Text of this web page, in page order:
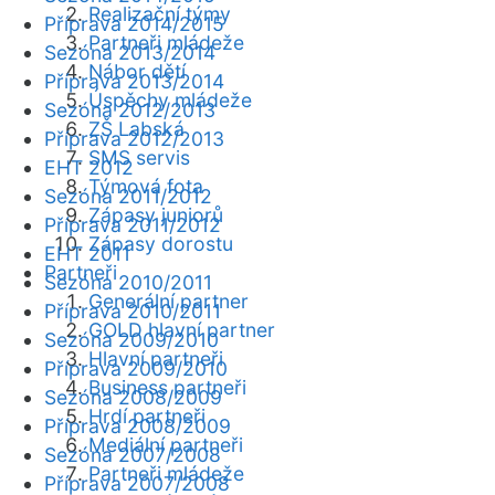
Realizační týmy
Partneři mládeže
Nábor dětí
Úspěchy mládeže
ZŠ Labská
SMS servis
Týmová fota
Zápasy juniorů
Zápasy dorostu
Partneři
Generální partner
GOLD hlavní partner
Hlavní partneři
Business partneři
Hrdí partneři
Mediální partneři
Partneři mládeže
Příprava 2014/2015
Sezóna 2013/2014
Příprava 2013/2014
Sezóna 2012/2013
Příprava 2012/2013
EHT 2012
Sezóna 2011/2012
Příprava 2011/2012
EHT 2011
Sezóna 2010/2011
Příprava 2010/2011
Sezóna 2009/2010
Příprava 2009/2010
Sezóna 2008/2009
Příprava 2008/2009
Sezóna 2007/2008
Příprava 2007/2008